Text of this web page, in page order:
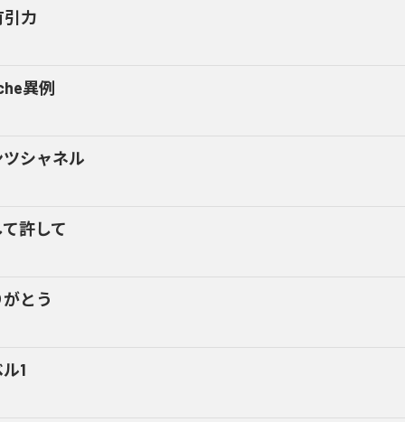
引力
異例
シャネル
許して
とう
1